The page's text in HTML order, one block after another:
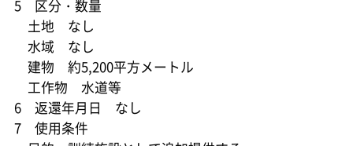
5 区分・数量
土地 なし
水域 なし
建物 約5,200平方メートル
工作物 水道等
6 返還年月日 なし
7 使用条件